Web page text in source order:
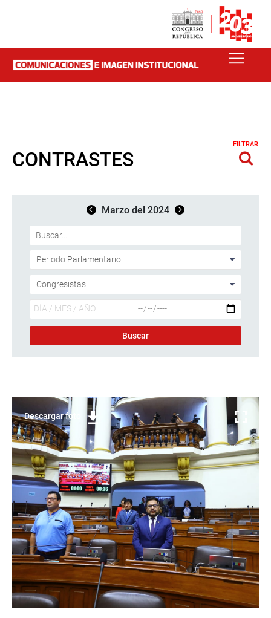
CONTRASTES
FILTRAR
Marzo del 2024
Descargar foto